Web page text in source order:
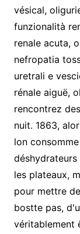
vésical,
funzionalità
renale acuta,
nefropatia
uretrali e
rénale aiguë,
rencontrez
nuit. 1863,
lon
les plateaux,
pour mettre
bostte pas,
véritablement